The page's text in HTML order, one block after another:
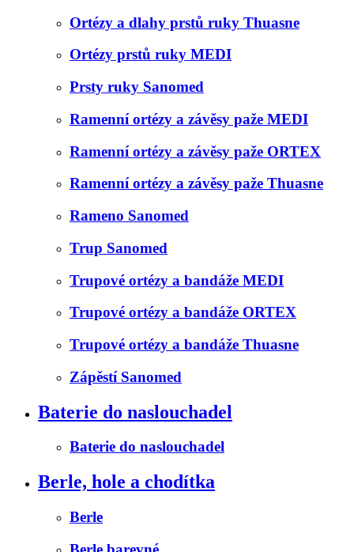
Ortézy a dlahy prstů ruky Thuasne
Ortézy prstů ruky MEDI
Prsty ruky Sanomed
Ramenní ortézy a závěsy paže MEDI
Ramenní ortézy a závěsy paže ORTEX
Ramenní ortézy a závěsy paže Thuasne
Rameno Sanomed
Trup Sanomed
Trupové ortézy a bandáže MEDI
Trupové ortézy a bandáže ORTEX
Trupové ortézy a bandáže Thuasne
Zápěstí Sanomed
Baterie do naslouchadel
Baterie do naslouchadel
Berle, hole a chodítka
Berle